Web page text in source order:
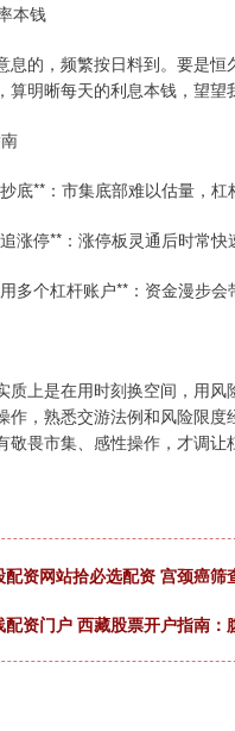
本钱
息的，频繁按日料到。要是
算明晰每天的利息本钱，望望
底**：市集底部难以估量，杠
涨停**：涨停板灵通后时常快
多个杠杆账户**：资金漫步会
质上是在用时刻换空间，用风
作，熟悉交游法例和风险限
敬畏市集、感性操作，才调让
配资网站拾必选配资 宫颈癌
配资门户 西藏股票开户指南：